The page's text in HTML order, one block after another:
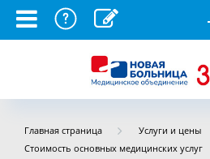
Главная страница
Услуги и цены
Стоимость основных медицинских услуг